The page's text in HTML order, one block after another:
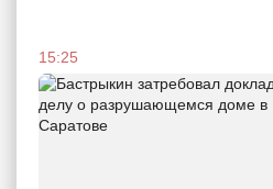
15:25